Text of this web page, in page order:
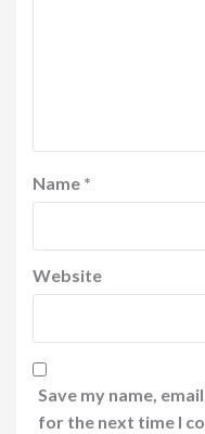
Name *
Website
Save my name,
for the next time I